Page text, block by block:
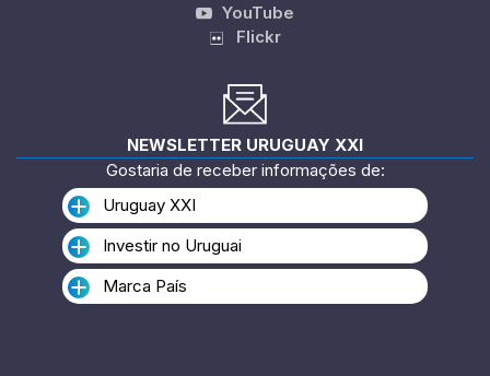
YouTube
Flickr
NEWSLETTER URUGUAY XXI
Gostaria de receber informações de:
Uruguay XXI
Investir no Uruguai
Marca País